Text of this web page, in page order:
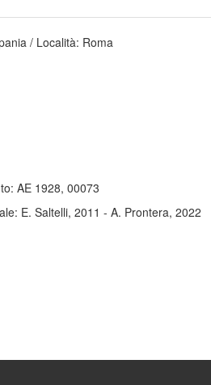
/ Località: Roma
AE 1928, 00073
E. Saltelli, 2011 - A. Prontera, 2022